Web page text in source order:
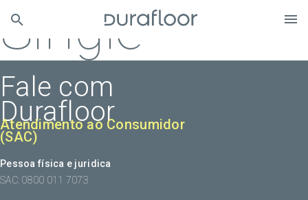
Single
Fale com
Durafloor
Atendimento ao Consumidor
(SAC)
Pessoa física e juridica
SAC: 0800 011 7073